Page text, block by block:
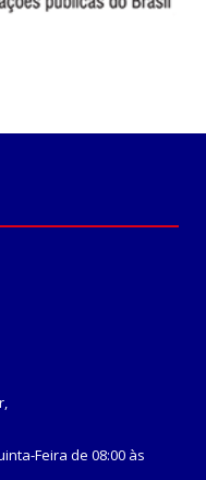
Feira de 08:00 às